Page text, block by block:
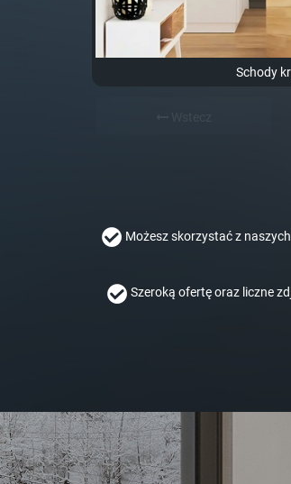
Schody
Możesz skorzystać z
Szeroką ofertę oraz liczne